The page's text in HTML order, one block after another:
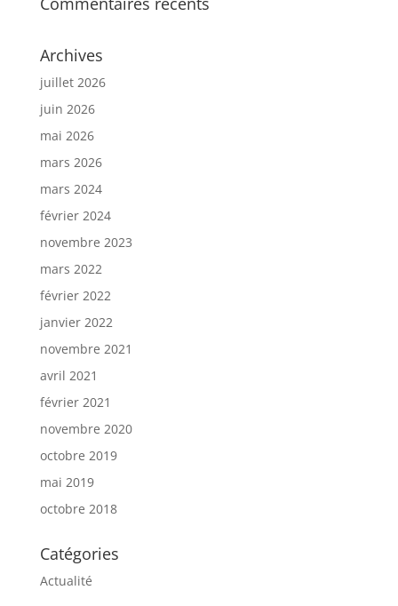
Archives
juillet 2026
juin 2026
mai 2026
mars 2026
mars 2024
février 2024
novembre 2023
mars 2022
février 2022
janvier 2022
novembre 2021
avril 2021
février 2021
novembre 2020
octobre 2019
mai 2019
octobre 2018
Catégories
Actualité